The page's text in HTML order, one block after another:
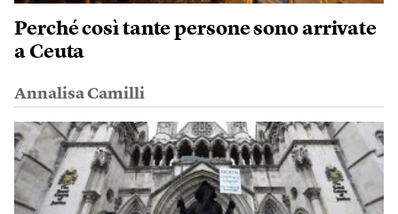
Perché così tante persone sono arrivate
a Ceuta
Annalisa Camilli